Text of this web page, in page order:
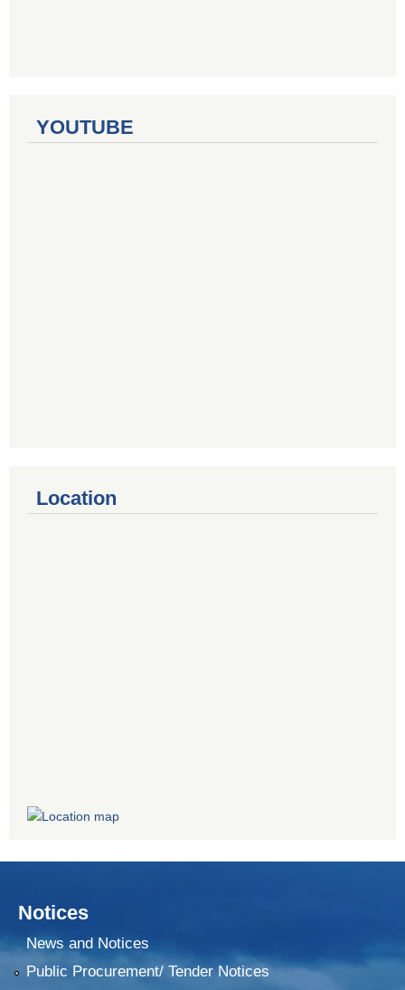
YOUTUBE
Location
Notices
News and Notices
Public Procurement/ Tender Notices